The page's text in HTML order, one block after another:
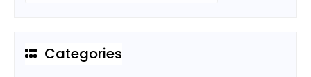
Categories